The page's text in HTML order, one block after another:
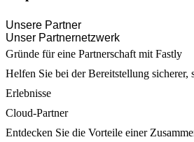
Unsere Partner
Unser Partnernetzwerk
Gründe für eine Partnerschaft mit Fastly
Helfen Sie bei der Bereitstellung sicherer,
Erlebnisse
Cloud-Partner
Entdecken Sie die Vorteile einer